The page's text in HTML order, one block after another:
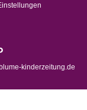
kinderzeitung.de